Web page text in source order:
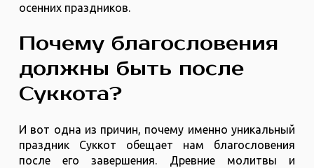
осенних праздников.
Почему благословения
должны быть после
Суккота?
И вот одна из причин, почему именно уникальный
праздник Суккот обещает нам благословения
после его завершения. Древние молитвы и